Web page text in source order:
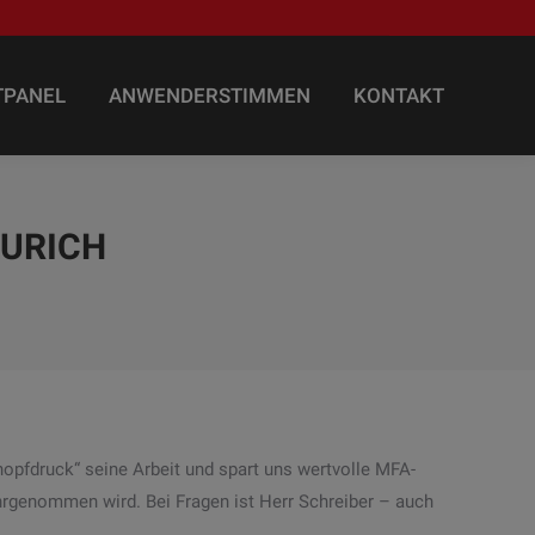
ANWENDERSTIMMEN KONTAKT
seine Arbeit und spart uns wertvolle MFA-
wird. Bei Fragen ist Herr Schreiber – auch